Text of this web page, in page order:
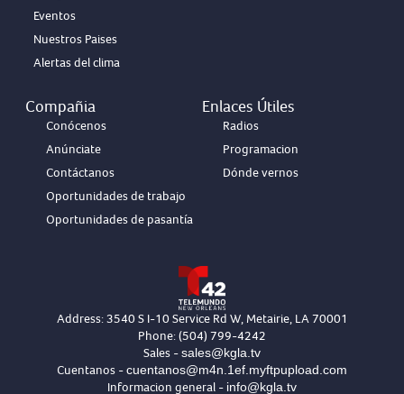
Eventos
Nuestros Paises
Alertas del clima
Compañia
Conócenos
Anúnciate
Contáctanos
Oportunidades de trabajo
Oportunidades de pasantía
Enlaces Útiles
Radios
Programacion
Dónde vernos
Address: 3540 S I-10 Service Rd W, Metairie, LA 70001
Phone: (504) 799-4242
Sales - sales@kgla.tv
Cuentanos - cuentanos@m4n.1ef.myftpupload.com
Informacion general - info@kgla.tv